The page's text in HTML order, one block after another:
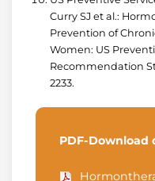
Curry SJ et al.:
Prevention of
Women: US
Recommendation
2233.
PDF-Download